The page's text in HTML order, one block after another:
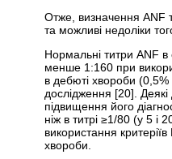
Отже, визначення ANF
та можливі недоліки
Нормальні титри ANF в
менше 1:160 при
в дебюті хвороби (0,5%
дослідження [20].
підвищення його
ніж в титрі ≥1/80 (у 5 і
використання
хвороби.